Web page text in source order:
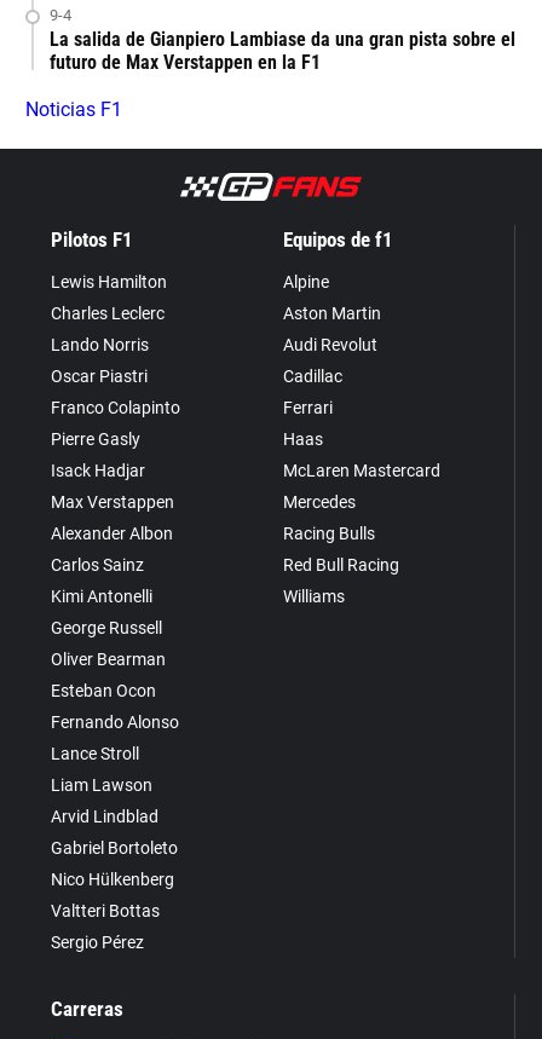
9-4
La salida de Gianpiero Lambiase da una gran pista sobre el
futuro de Max Verstappen en la F1
Noticias F1
Pilotos F1
Lewis Hamilton
Charles Leclerc
Lando Norris
Oscar Piastri
Franco Colapinto
Pierre Gasly
Isack Hadjar
Max Verstappen
Alexander Albon
Carlos Sainz
Kimi Antonelli
George Russell
Oliver Bearman
Esteban Ocon
Fernando Alonso
Lance Stroll
Liam Lawson
Arvid Lindblad
Gabriel Bortoleto
Nico Hülkenberg
Valtteri Bottas
Sergio Pérez
Equipos de f1
Alpine
Aston Martin
Audi Revolut
Cadillac
Ferrari
Haas
McLaren Mastercard
Mercedes
Racing Bulls
Red Bull Racing
Williams
Carreras